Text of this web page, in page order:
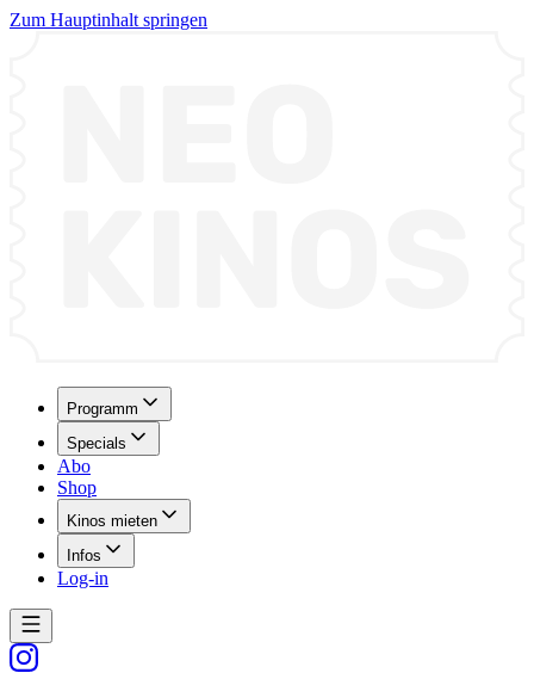
Zum Hauptinhalt springen
Programm
Specials
Abo
Shop
Kinos mieten
Infos
Log-in